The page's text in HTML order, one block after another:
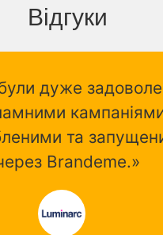
Відгуки
дуже
та
Brandeme.»